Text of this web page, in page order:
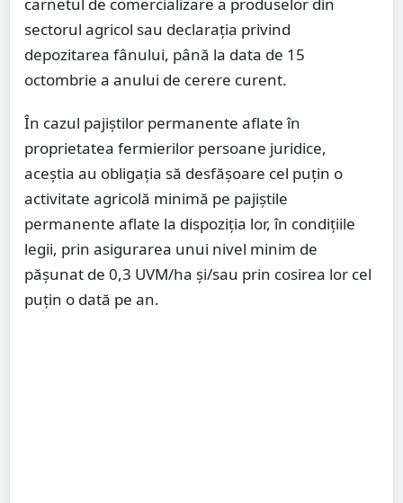
carnetul de comercializare a produselor din
sectorul agricol sau declarația privind
depozitarea fânului, până la data de 15
octombrie a anului de cerere curent.
În cazul pajiștilor permanente aflate în
proprietatea fermierilor persoane juridice,
aceștia au obligaţia să desfăşoare cel puţin o
activitate agricolă minimă pe pajiştile
permanente aflate la dispoziţia lor, în condiţiile
legii, prin asigurarea unui nivel minim de
păşunat de 0,3 UVM/ha şi/sau prin cosirea lor cel
puţin o dată pe an.